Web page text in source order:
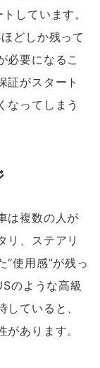
しています。
どしか残って
必要になるこ
証がスタート
なってしまう
は複数の人が
リ、ステアリ
“使用感”が残っ
のような高級
ていると、
あります。